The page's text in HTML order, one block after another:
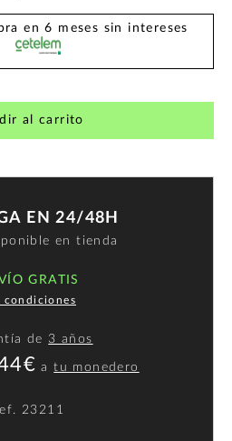
en 6 meses sin intereses
al carrito
EN 24/48H
en tienda
GRATIS
condiciones
de 3 años
atu monedero
23211